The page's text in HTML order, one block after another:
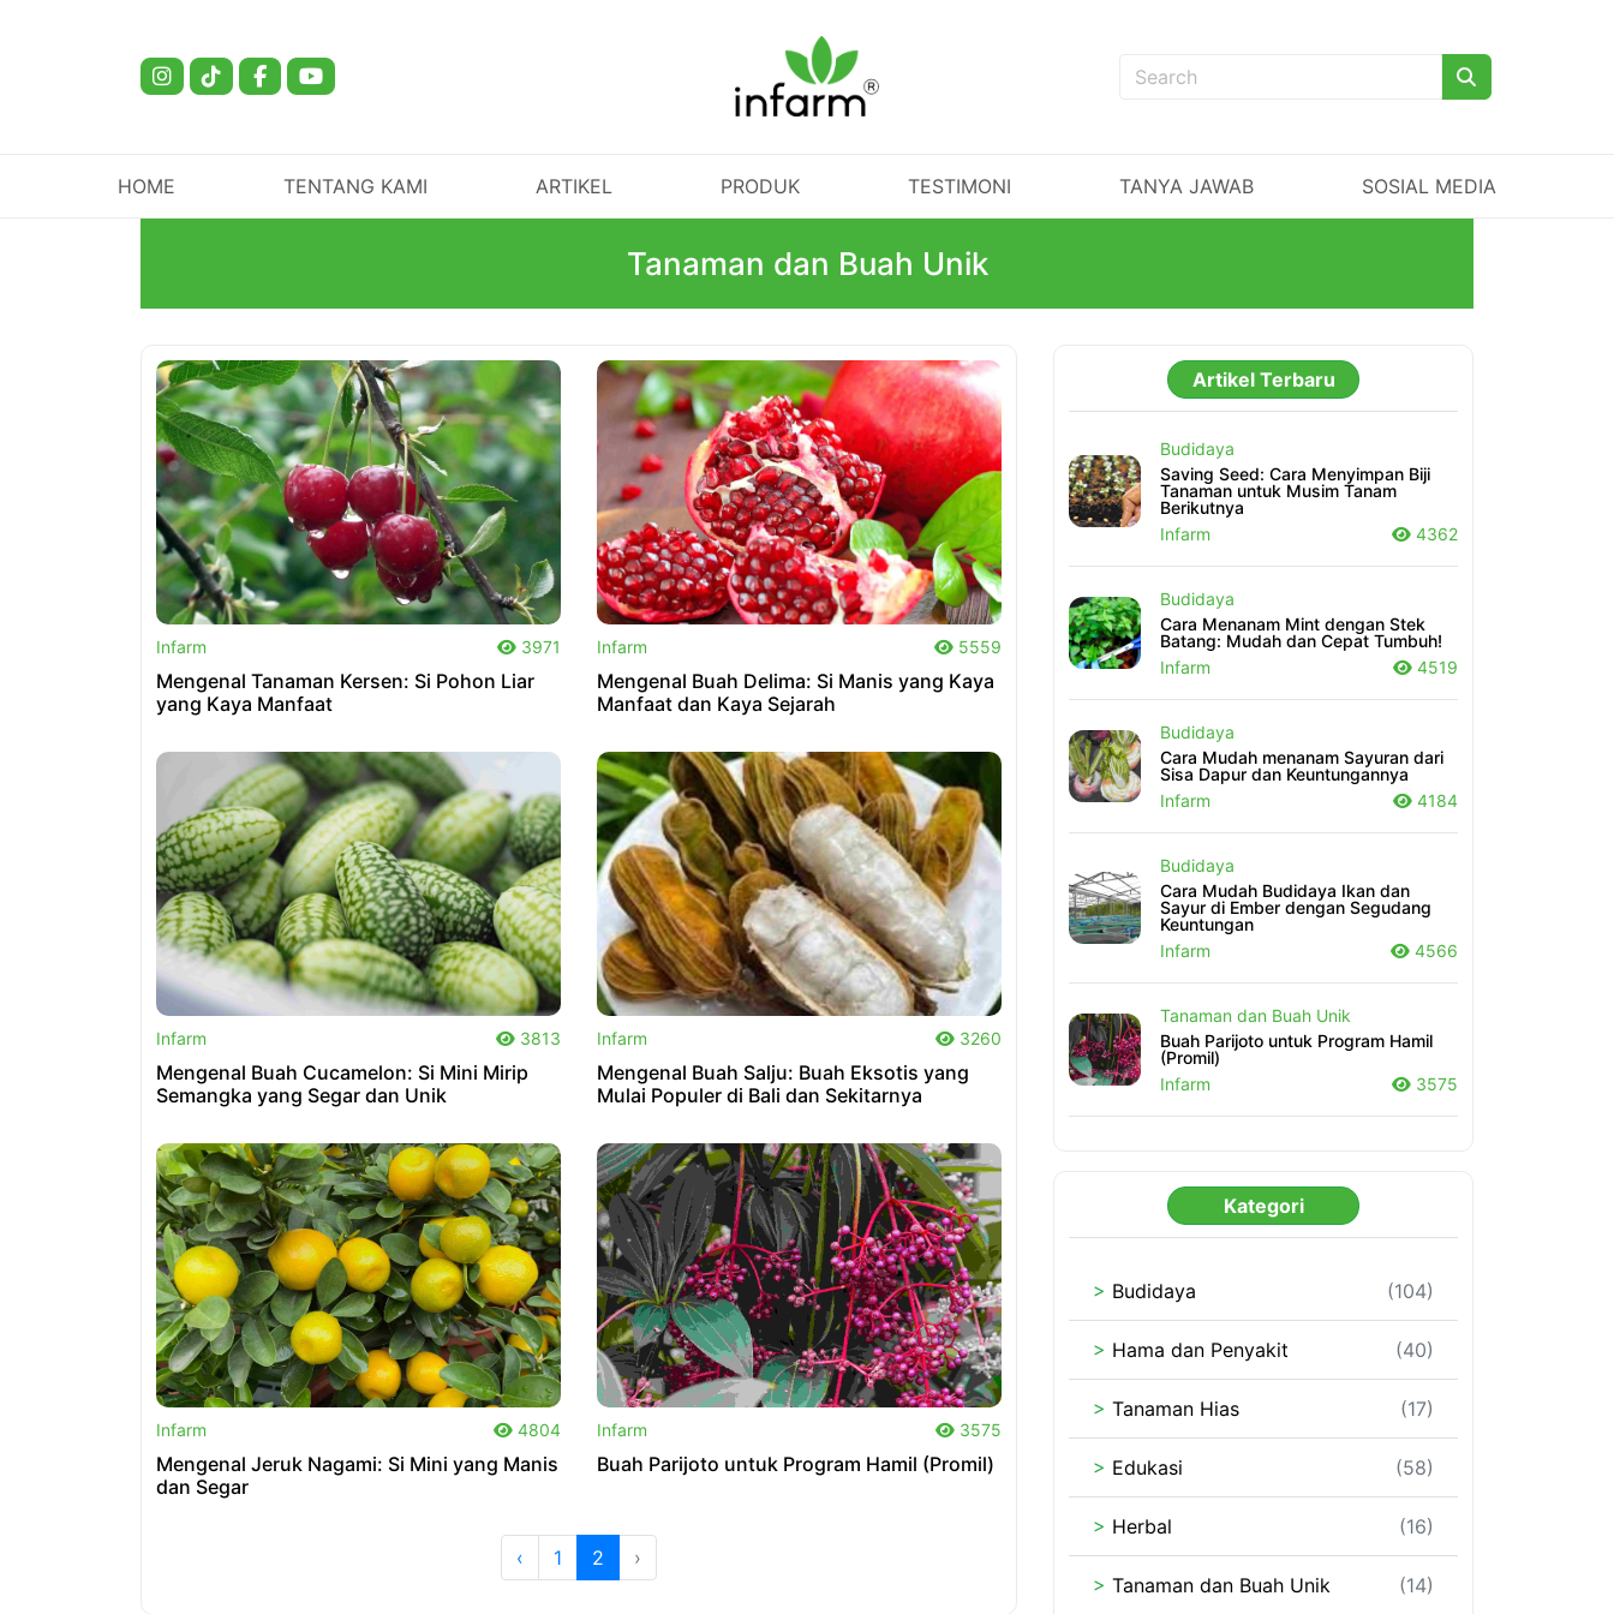
HOME TENTANG KAMI ARTIKEL PRODUK TESTIMONI TANYA JAWAB SOSIAL MEDIA
Tanaman dan Buah Unik
Infarm 3971
Mengenal Tanaman Kersen: Si Pohon Liar
yang Kaya Manfaat
Infarm 5559
Mengenal Buah Delima: Si Manis yang Kaya
Manfaat dan Kaya Sejarah
Infarm 3813
Mengenal Buah Cucamelon: Si Mini Mirip
Semangka yang Segar dan Unik
Infarm 3260
Mengenal Buah Salju: Buah Eksotis yang
Mulai Populer di Bali dan Sekitarnya
Infarm 4804
Mengenal Jeruk Nagami: Si Mini yang Manis
dan Segar
Infarm 3575
Buah Parijoto untuk Program Hamil (Promil)
‹ 1 2 ›
Artikel Terbaru
Budidaya
Saving Seed: Cara Menyimpan Biji
Tanaman untuk Musim Tanam
Berikutnya
Infarm
4362
Budidaya
Cara Menanam Mint dengan Stek
Batang: Mudah dan Cepat Tumbuh!
Infarm
4519
Budidaya
Cara Mudah menanam Sayuran dari
Sisa Dapur dan Keuntungannya
Infarm
4184
Budidaya
Cara Mudah Budidaya Ikan dan
Sayur di Ember dengan Segudang
Keuntungan
Infarm
4566
Tanaman dan Buah Unik
Buah Parijoto untuk Program Hamil
(Promil)
Infarm
3575
Kategori
> Budidaya (104)
> Hama dan Penyakit (40)
> Tanaman Hias (17)
> Edukasi (58)
> Herbal (16)
> Tanaman dan Buah Unik (14)